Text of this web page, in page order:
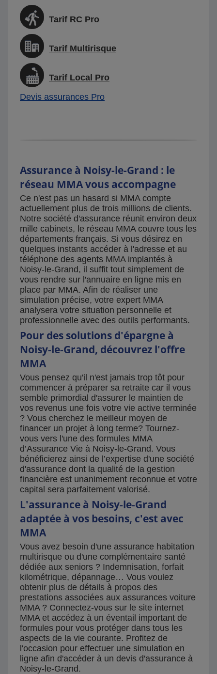
Tarif RC Pro
Tarif Multirisque
Tarif Local Pro
Devis assurances Pro
Assurance à Noisy-le-Grand : le
réseau MMA vous accompagne
Ce n'est pas un hasard si MMA compte
actuellement plus de trois millions de clients.
Notre société d'assurance réunit environ deux
mille cabinets, le réseau MMA couvre tous les
départements français. Si vous désirez en
quelques instants accéder à l'adresse et au
téléphone des agents MMA implantés à
Noisy-le-Grand, il suffit tout simplement de
vous rendre sur l'annuaire en ligne mis en
place par MMA. Afin de réaliser une
simulation précise, votre expert MMA
analysera votre situation personnelle et
professionnelle avec des outils performants.
Pour des solutions d'épargne à
Noisy-le-Grand, découvrez l'offre
MMA
Vous pensez qu'il n'est jamais trop tôt pour
commencer à préparer sa retraite car il vous
semble primordial d'assurer le maintien de
vos revenus une fois votre vie active terminée
? Vous cherchez le meilleur moyen de
financer un projet à long terme? Tournez-
vous vers l'une des formules MMA
d’Assurance Vie à Noisy-le-Grand. Vous
bénéficierez ainsi de l’expertise d'une société
d'assurance dont la qualité de la gestion
financière est unanimement reconnue et votre
capital sera parfaitement valorisé.
L'assurance à Noisy-le-Grand
adaptée à vos besoins, c'est avec
MMA
Vous avez besoin d'une assurance habitation
multirisque ou d'une complémentaire santé
dédiée aux seniors ? Indemnisation, forfait
kilométrique, dépannage… Vous voulez
obtenir plus de détails à propos des
prestations associées aux assurances voiture
MMA ? Connectez-vous sur le site internet
MMA et accédez à un éventail important de
formules pour vous protéger dans tous les
aspects de la vie courante. Profitez de
l'occasion pour effectuer une simulation en
ligne afin d'accéder à un devis d'assurance à
Noisy-le-Grand.